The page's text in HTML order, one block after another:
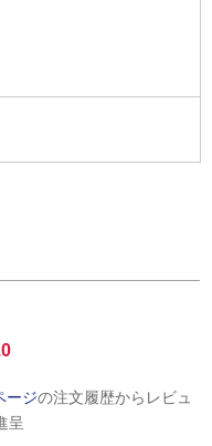
ージの注文履歴からレビュ
呈